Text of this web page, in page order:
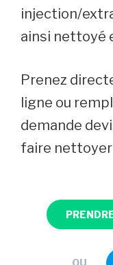
injection/
ainsi nettoyé
Prenez
ligne ou
demande
faire nettoyer